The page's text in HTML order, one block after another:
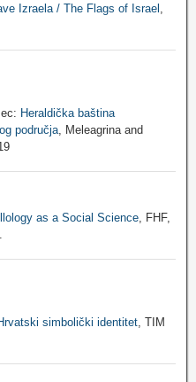
Izraela / The Flags of Israel
Heraldička baština
područja, Meleagrina and
as a Social Science , FHF,
simbolički identitet , TIM